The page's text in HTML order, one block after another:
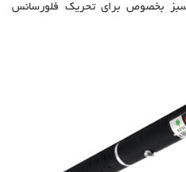
سبز بخصوص برای تحریک فلورسانس